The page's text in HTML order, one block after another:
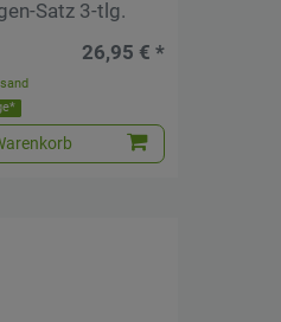
Satz 3-tlg.
26,95 € *